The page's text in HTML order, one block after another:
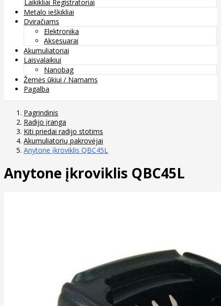
Laikikliai Registratoriai
Metalo ieškikliai
Dviračiams
Elektronika
Aksesuarai
Akumuliatoriai
Laisvalaikiui
Nanobag
Žemės ūkiui / Namams
Pagalba
Pagrindinis
Radijo įranga
Kiti priedai radijo stotims
Akumuliatorių pakrovėjai
Anytone įkroviklis QBC45L
Anytone įkroviklis QBC45L